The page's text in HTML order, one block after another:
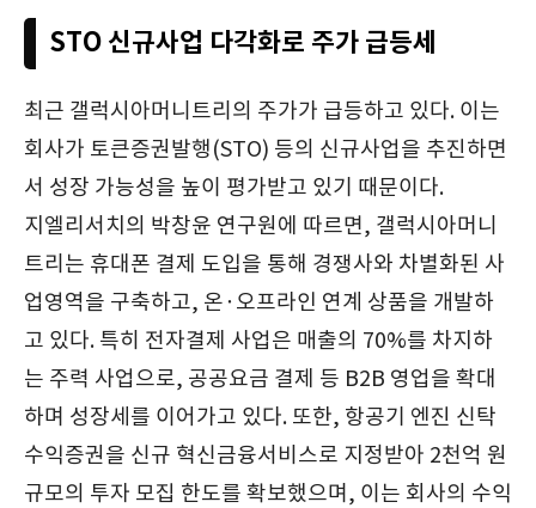
STO 신규사업 다각화로 주가 급등세
최근 갤럭시아머니트리의 주가가 급등하고 있다. 이는
회사가 토큰증권발행(STO) 등의 신규사업을 추진하면
서 성장 가능성을 높이 평가받고 있기 때문이다.
지엘리서치의 박창윤 연구원에 따르면, 갤럭시아머니
트리는 휴대폰 결제 도입을 통해 경쟁사와 차별화된 사
업영역을 구축하고, 온·오프라인 연계 상품을 개발하
고 있다. 특히 전자결제 사업은 매출의 70%를 차지하
는 주력 사업으로, 공공요금 결제 등 B2B 영업을 확대
하며 성장세를 이어가고 있다. 또한, 항공기 엔진 신탁
수익증권을 신규 혁신금융서비스로 지정받아 2천억 원
규모의 투자 모집 한도를 확보했으며, 이는 회사의 수익